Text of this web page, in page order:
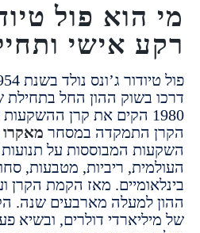
פול טיודור
אישי ותחילת
ג’ונס נולד בשנת 1954 בארצות הברית.
ההון החל בתחילת שנות
1980 הקים את קרן ההשקעות שלו,
התמקדה במסחר מאקרו גלובלי
המבוססות על תנועות רחבות
ריביות, מטבעות, סחורות
מאז הקמת הקרן ועד היום
למעלה מארבעים שנה.הקרן
דולרים, ובשיא פעילותה